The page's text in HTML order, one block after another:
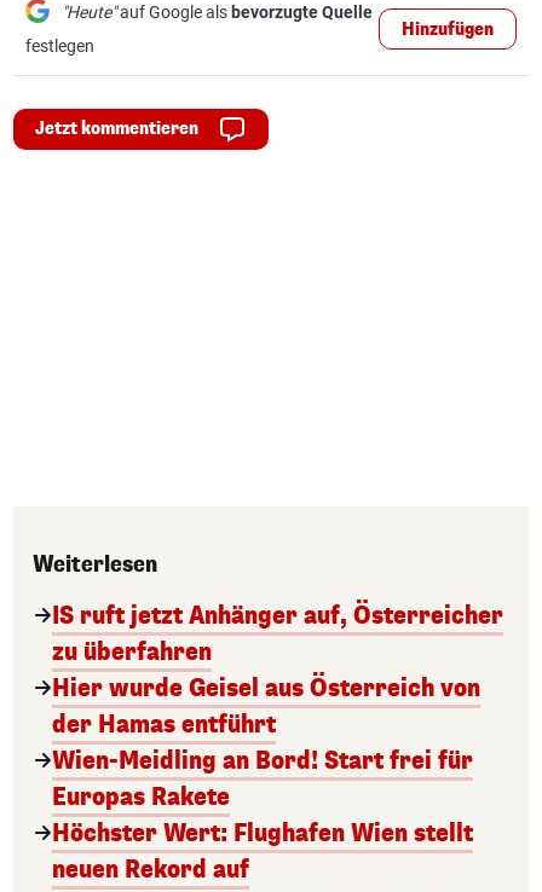
"Heute"auf Google als bevorzugte Quelle
festlegen
Hinzufügen
Jetzt kommentieren
Weiterlesen
IS ruft jetzt Anhänger auf, Österreicher
zu überfahren
Hier wurde Geisel aus Österreich von
der Hamas entführt
Wien-Meidling an Bord! Start frei für
Europas Rakete
Höchster Wert: Flughafen Wien stellt
neuen Rekord auf